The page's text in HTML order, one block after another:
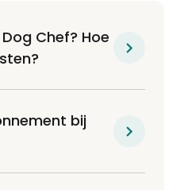
Chef? Hoe
bij